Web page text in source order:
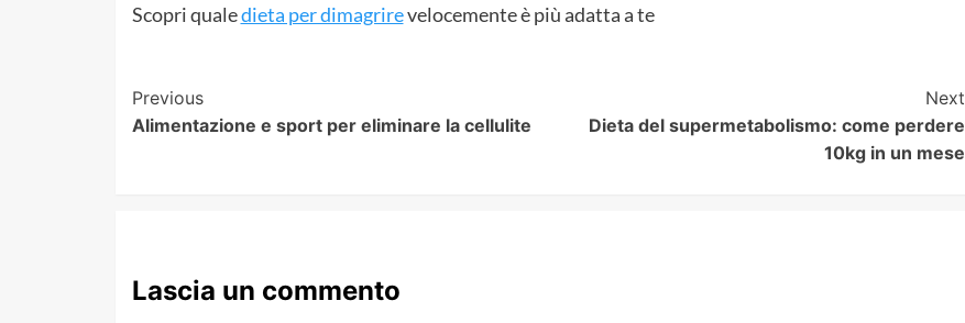
Scopri qualedieta per dimagrirevelocemente è più adatta a te
Post
Navigation
Previous
Alimentazione e sport per eliminare la cellulite
Next
Dieta del supermetabolismo: come perdere
10kg in un mese
Lascia un commento